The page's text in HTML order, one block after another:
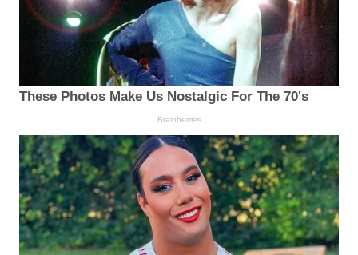
These Photos Make Us Nostalgic For The 70's
Brainberries